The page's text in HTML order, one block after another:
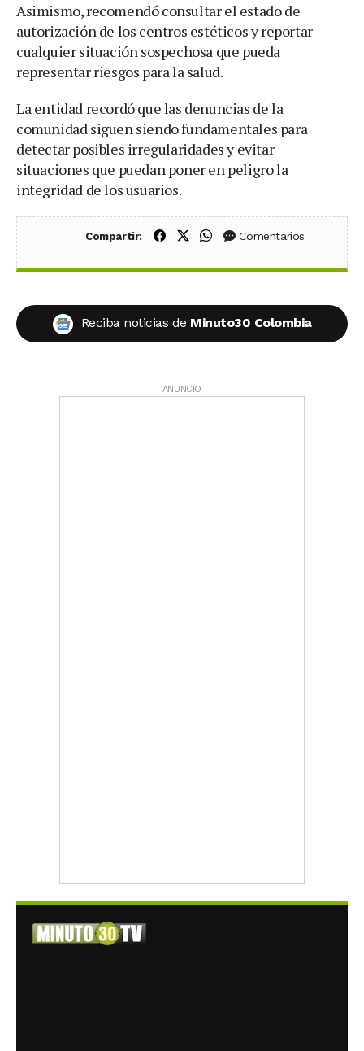
Asimismo, recomendó consultar el estado de
autorización de los centros estéticos y reportar
cualquier situación sospechosa que pueda
representar riesgos para la salud.
La entidad recordó que las denuncias de la
comunidad siguen siendo fundamentales para
detectar posibles irregularidades y evitar
situaciones que puedan poner en peligro la
integridad de los usuarios.
Compartir: Compartir en Facebook
Compartir en X (Twitter)
Compartir en WhatsApp
Comentarios
Reciba noticias de Minuto30 Colombia
ANUNCIO